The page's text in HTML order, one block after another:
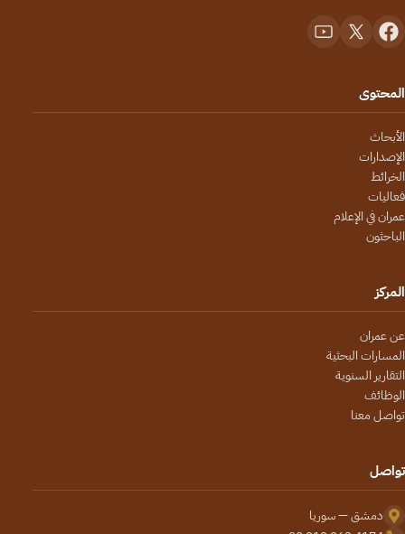
المحتوى
الأبحاث
الإصدارات
الخرائط
فعاليات
عمران في الإعلام
الباحثون
المركز
عن عمران
المسارات البحثية
التقارير السنوية
الوظائف
تواصل معنا
تواصل
دمشق — سوريا